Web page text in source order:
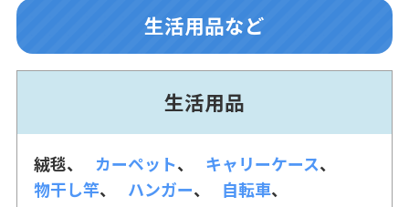
生活用品など
生活用品
絨毯 カーペット
キャリーケース
物干し竿
ハンガー
自転車